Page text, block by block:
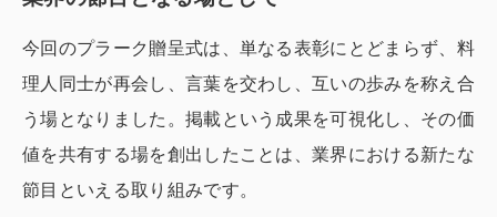
今回のプラーク贈呈式は、単なる表彰にとどまらず、料
理人同士が再会し、言葉を交わし、互いの歩みを称え合
う場となりました。掲載という成果を可視化し、その価
値を共有する場を創出したことは、業界における新たな
節目といえる取り組みです。